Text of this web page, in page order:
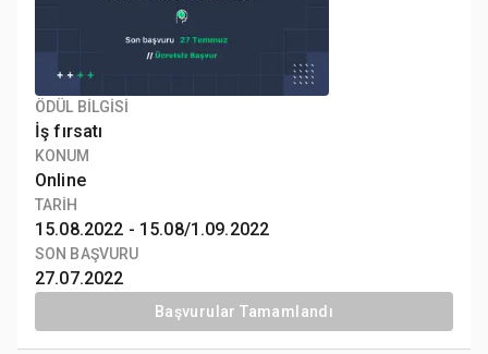
ÖDÜL BİLGİSİ
İş fırsatı
KONUM
Online
TARİH
15.08.2022 - 15.08/1.09.2022
SON BAŞVURU
27.07.2022
Başvurular Tamamlandı